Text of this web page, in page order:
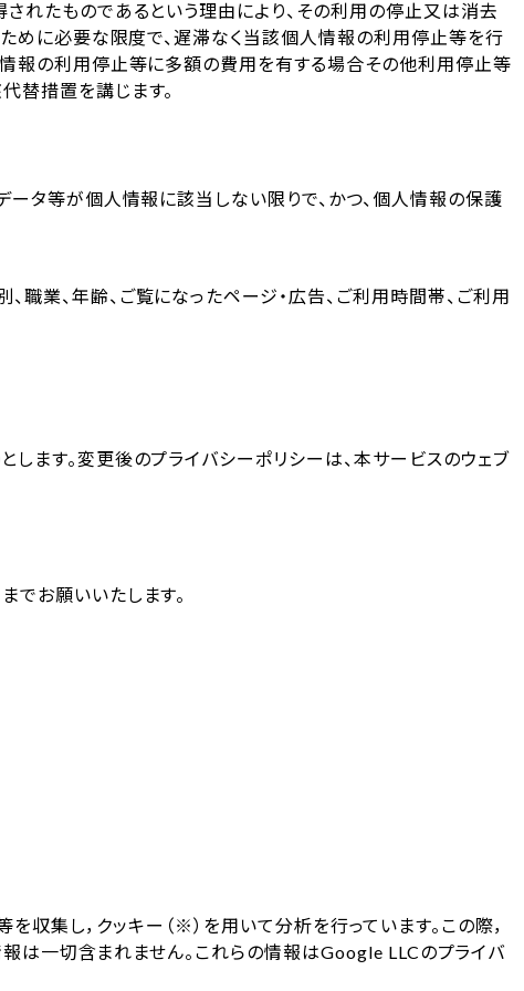
れたものであるという理由により、その利用の停止又は消去
ために必要な限度で、遅滞なく当該個人情報の利用停止等を行
情報の利用停止等に多額の費用を有する場合その他利用停止等
替措置を講じます。
ータ等が個人情報に該当しない限りで、かつ、個人情報の保護
業、年齢、ご覧になったページ・広告、ご利用時間帯、ご利用
ます。変更後のプライバシーポリシーは、本サービスのウェブ
でお願いいたします。
集し，クッキー（※）を用いて分析を行っています。この際，
は一切含まれません。これらの情報はGoogle LLCのプライバ